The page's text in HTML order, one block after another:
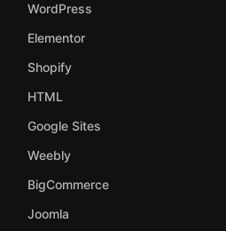
WordPress
Elementor
Shopify
HTML
Google Sites
Weebly
BigCommerce
Joomla